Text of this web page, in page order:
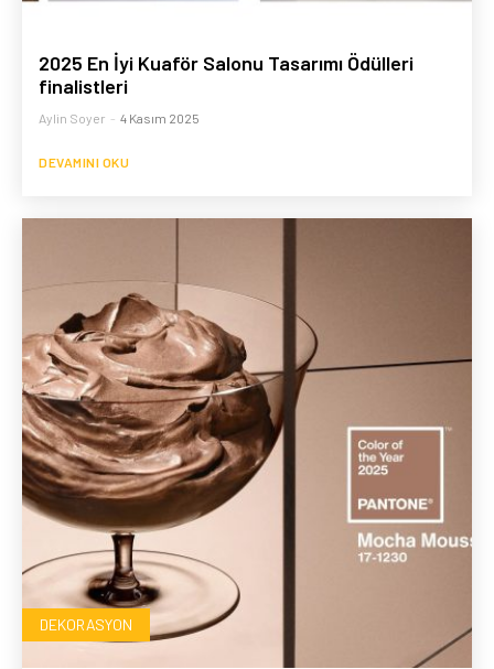
2025 En İyi Kuaför Salonu Tasarımı Ödülleri
finalistleri
Aylin Soyer - 4 Kasım 2025
DEVAMINI OKU
DEKORASYON